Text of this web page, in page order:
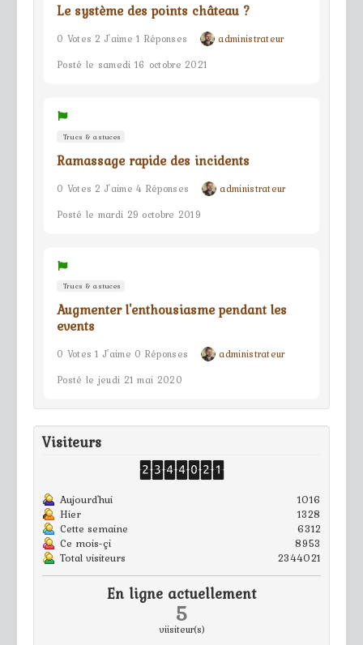
Le système des points château ?
0 Votes 2 J'aime 1 Réponses
administrateur
Posté le samedi 16 octobre 2021
Trucs & astuces
Ramassage rapide des incidents
0 Votes 2 J'aime 4 Réponses
administrateur
Posté le mardi 29 octobre 2019
Trucs & astuces
Augmenter l'enthousiasme pendant les
events
0 Votes 1 J'aime 0 Réponses
administrateur
Posté le jeudi 21 mai 2020
Visiteurs
Aujourd'hui
1016
Hier
1328
Cette semaine
6312
Ce mois-çi
8953
Total visiteurs
2344021
En ligne actuellement
5
viisiteur(s)